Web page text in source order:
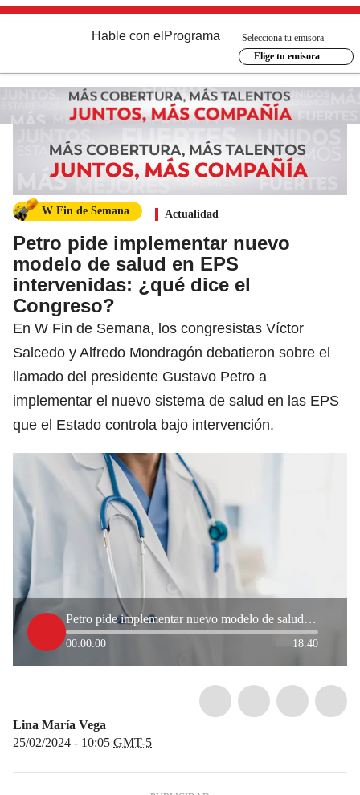
Hable con el Programa
Selecciona tu emisora
Elige tu emisora
W Fin de Semana Actualidad
Petro pide implementar nuevo
modelo de salud en EPS
intervenidas: ¿qué dice el
Congreso?
En W Fin de Semana, los congresistas Víctor
Salcedo y Alfredo Mondragón debatieron sobre el
llamado del presidente Gustavo Petro a
implementar el nuevo sistema de salud en las EPS
que el Estado controla bajo intervención.
Petro pide implementar nuevo modelo de salud en EPS intervenidas: ¿qué dice el Congreso?
00:00:00 18:40
Lina María Vega
25/02/2024 - 10:05 GMT-5